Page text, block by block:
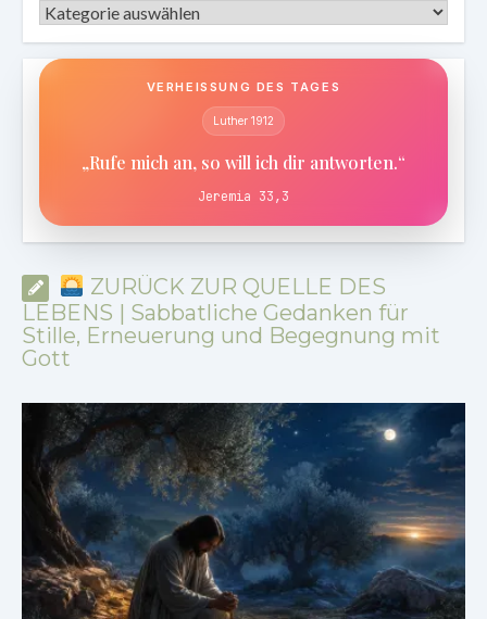
Kategorien
VERHEISSUNG DES TAGES
Luther 1912
„Rufe mich an, so will ich dir antworten.“
Jeremia 33,3
ZURÜCK ZUR QUELLE DES
LEBENS | Sabbatliche Gedanken für
Stille, Erneuerung und Begegnung mit
Gott